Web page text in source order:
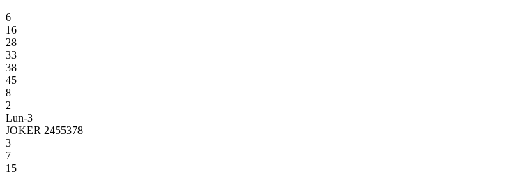
6
16
28
33
38
45
8
2
Lun-3
JOKER 2455378
3
7
15